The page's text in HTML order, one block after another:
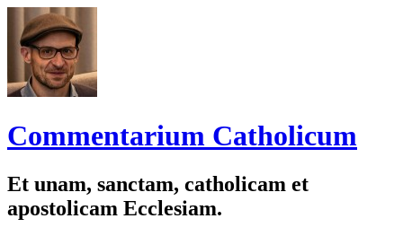
Commentarium Catholicum
Et unam, sanctam, catholicam et
apostolicam Ecclesiam.